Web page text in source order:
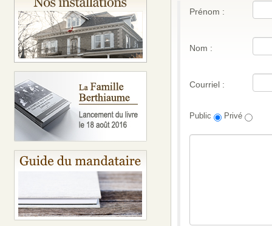
Prénom :
Nom :
Courriel :
Public Privé